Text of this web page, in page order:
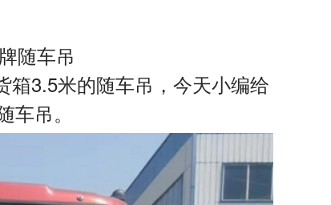
随车吊
3.5米的随车吊，今天小编给
吊。